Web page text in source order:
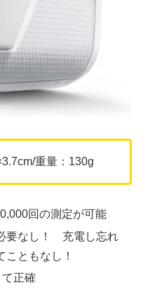
重量：130g
回の測定が可能
要なし！ 充電し忘れ
ともなし！
正確